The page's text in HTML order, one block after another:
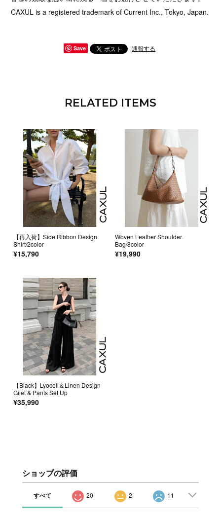
CAXUL is a registered trademark of Current Inc., Tokyo, Japan.
Save 通報する
RELATED ITEMS
【再入荷】Side Ribbon Design
Shirt/2color
¥15,790
Woven Leather Shoulder
Bag/8color
¥19,990
【Black】Lyocell＆Linen Design
Gilet & Pants Set Up
¥35,990
ショップの評価
すべて 20 2 11